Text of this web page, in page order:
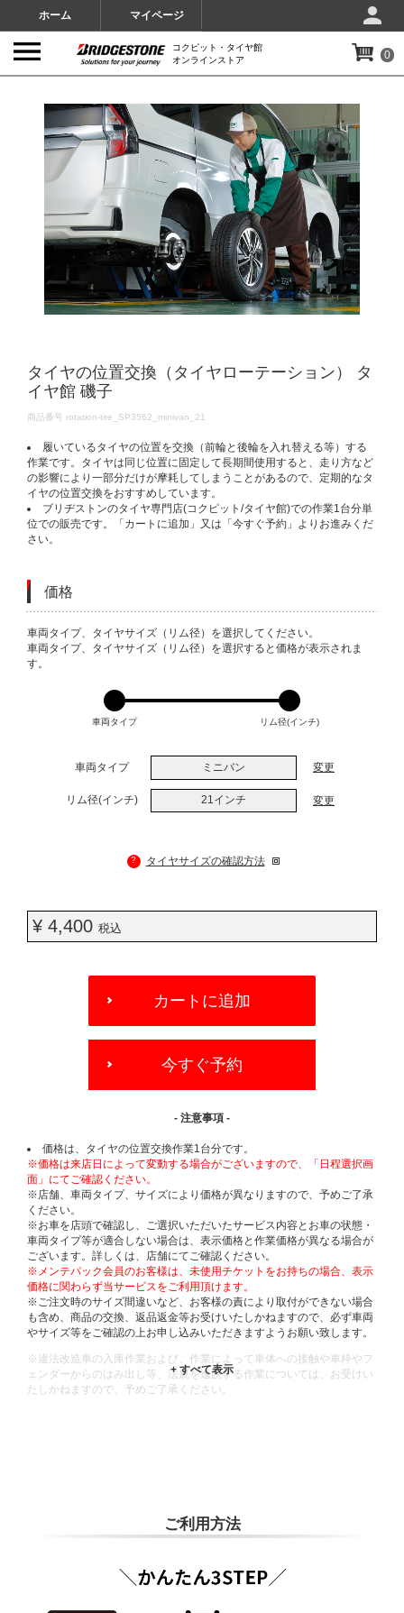
ホーム マイページ
コクピット・タイヤ館
オンラインストア
0
タイヤの位置交換（タイヤローテーション） タ
イヤ館 磯子
DETAILS
商品番号 rotation-tire_SP3562_minivan_21
履いているタイヤの位置を交換（前輪と後輪を入れ替える等）する
作業です。タイヤは同じ位置に固定して長期間使用すると、走り方など
の影響により一部分だけが摩耗してしまうことがあるので、定期的なタ
イヤの位置交換をおすすめしています。
ブリヂストンのタイヤ専門店(コクピット/タイヤ館)での作業1台分単
位での販売です。「カートに追加」又は「今すぐ予約」よりお進みくだ
さい。
価格
VARIATIONS
車両タイプ、タイヤサイズ（リム径）を選択してください。
車両タイプ、タイヤサイズ（リム径）を選択すると価格が表示されま
す。
車両タイプ リム径(インチ)
車両タイプ ミニバン 変更
リム径(インチ) 21インチ 変更
? タイヤサイズの確認方法
¥ 4,400 税込
OPTIONS
カートに追加
今すぐ予約
- 注意事項 -
価格は、タイヤの位置交換作業1台分です。
※価格は来店日によって変動する場合がございますので、「日程選択画
面」にてご確認ください。
※店舗、車両タイプ、サイズにより価格が異なりますので、予めご了承
ください。
※お車を店頭で確認し、ご選択いただいたサービス内容とお車の状態・
車両タイプ等が適合しない場合は、表示価格と作業価格が異なる場合が
ございます。詳しくは、店舗にてご確認ください。
※メンテパック会員のお客様は、未使用チケットをお持ちの場合、表示
価格に関わらず当サービスをご利用頂けます。
※ご注文時のサイズ間違いなど、お客様の責により取付ができない場合
も含め、商品の交換、返品返金等お受けいたしかねますので、必ず車両
やサイズ等をご確認の上お申し込みいただきますようお願い致します。
※違法改造車の入庫作業および、作業によって車体への接触や車枠やフ
ェンダーからのはみ出し等、法規を逸脱する作業については、お受けい
たしかねますので、予めご了承ください。
ご利用方法